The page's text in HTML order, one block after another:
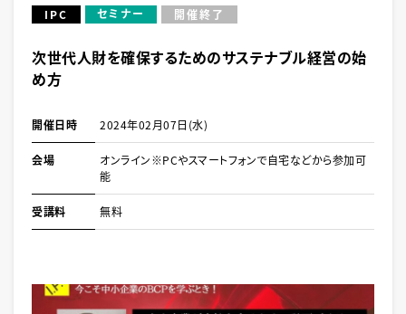
IPC セミナー 開催終了
次世代人財を確保するためのサステナブル経営の始
め方
開催日時 2024年02月07日(水)
会場
オンライン※PCやスマートフォンで自宅などから参加可
能
受講料 無料